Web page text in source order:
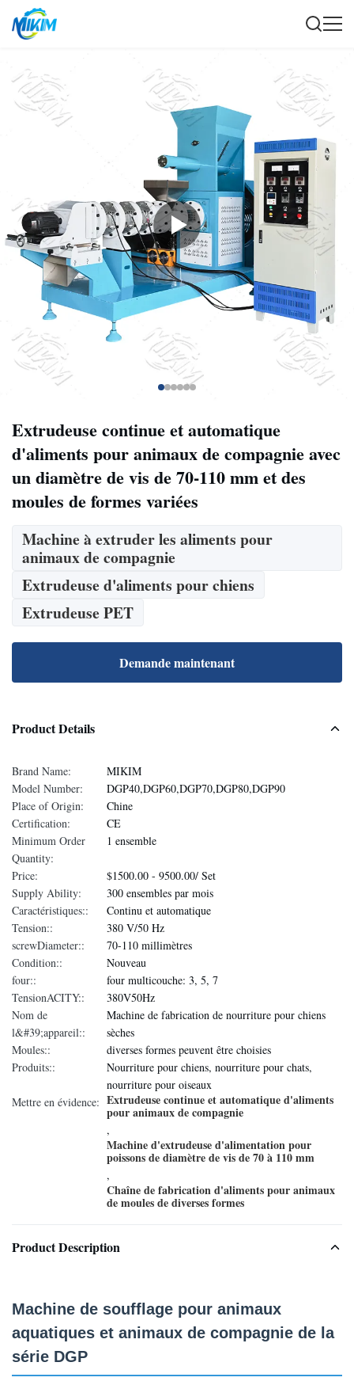
Extrudeuse continue et automatique
d'aliments pour animaux de compagnie avec
un diamètre de vis de 70-110 mm et des
moules de formes variées
Machine à extruder les aliments pour
animaux de compagnie
Extrudeuse d'aliments pour chiens
Extrudeuse PET
Demande maintenant
Product Details
Brand Name:
MIKIM
Model Number:
DGP40,DGP60,DGP70,DGP80,DGP90
Place of Origin:
Chine
Certification:
CE
Minimum Order
Quantity:
1 ensemble
Price:
$1500.00 - 9500.00/ Set
Supply Ability:
300 ensembles par mois
Caractéristiques::
Continu et automatique
Tension::
380 V/50 Hz
screwDiameter::
70-110 millimètres
Condition::
Nouveau
four::
four multicouche: 3, 5, 7
TensionACITY::
380V50Hz
Nom de
l&#39;appareil::
Machine de fabrication de nourriture pour chiens
sèches
Moules::
diverses formes peuvent être choisies
Produits::
Nourriture pour chiens, nourriture pour chats,
nourriture pour oiseaux
Mettre en évidence: Extrudeuse continue et automatique d'aliments
pour animaux de compagnie
,
Machine d'extrudeuse d'alimentation pour
poissons de diamètre de vis de 70 à 110 mm
,
Chaîne de fabrication d'aliments pour animaux
de moules de diverses formes
Product Description
Machine de soufflage pour animaux
aquatiques et animaux de compagnie de la
série DGP